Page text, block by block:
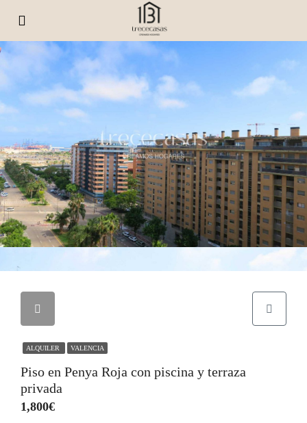
ALQUILER VALENCIA
Piso en Penya Roja con piscina y terraza
privada
1,800€